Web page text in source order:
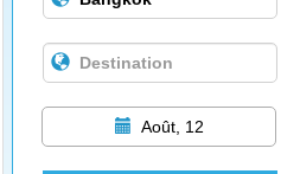
Août, 12